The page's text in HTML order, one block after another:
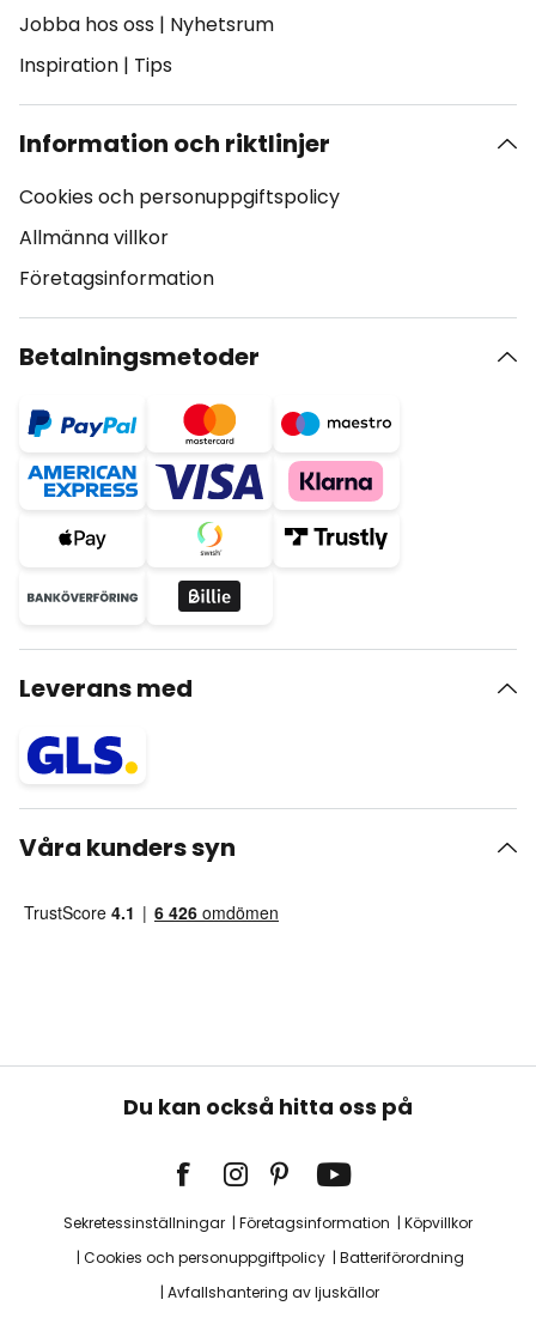
Jobba hos oss | Nyhetsrum
Inspiration | Tips
Information och riktlinjer
Cookies och personuppgiftspolicy
Allmänna villkor
Företagsinformation
Betalningsmetoder
Leverans med
Våra kunders syn
Du kan också hitta oss på
Sekretessinställningar Företagsinformation
Köpvillkor
Cookies och personuppgiftpolicy
Batteriförordning
Avfallshantering av ljuskällor